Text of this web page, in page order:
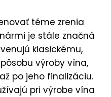
téme zrenia
je stále značná
klasickému,
výroby vína,
po jeho finalizáciu.
pri výrobe vína